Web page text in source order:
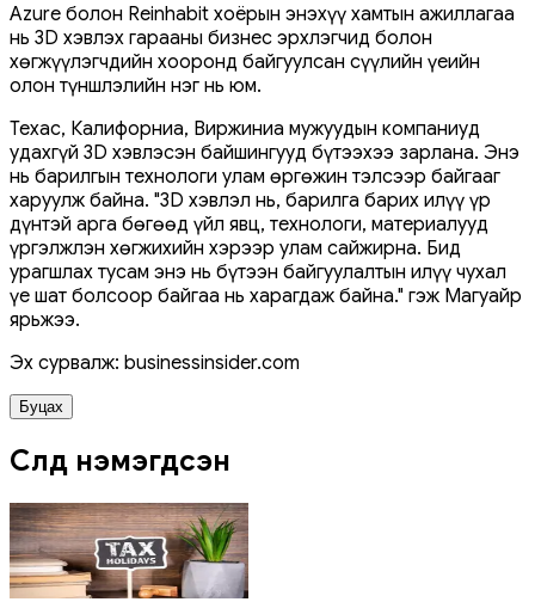
Azure болон Reinhabit хоёрын энэхүү хамтын ажиллагаа
нь 3D хэвлэх гарааны бизнес эрхлэгчид болон
хөгжүүлэгчдийн хооронд байгуулсан сүүлийн үеийн
олон түншлэлийн нэг нь юм.
Техас, Калифорниа, Виржиниа мужуудын компаниуд
удахгүй 3D хэвлэсэн байшингууд бүтээхээ зарлана. Энэ
нь барилгын технологи улам өргөжин тэлсээр байгааг
харуулж байна. "3D хэвлэл нь, барилга барих илүү үр
дүнтэй арга бөгөөд үйл явц, технологи, материалууд
үргэлжлэн хөгжихийн хэрээр улам сайжирна. Бид
урагшлах тусам энэ нь бүтээн байгуулалтын илүү чухал
үе шат болсоор байгаа нь харагдаж байна." гэж Магуайр
ярьжээ.
Эх сурвалж: businessinsider.com
Буцах
Сүүлд нэмэгдсэн